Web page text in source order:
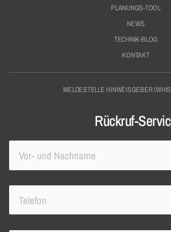
PLANUNGS-TOOL
NEWS
TECHNIK-BLOG
KONTAKT
MELDESTELLE HINWEISGEBER
Rückruf-